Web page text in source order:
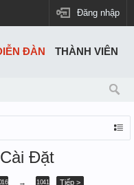
Đăng nhập
Đặt
→ 1041 Tiếp >
ĐÀN THÀNH VIÊN